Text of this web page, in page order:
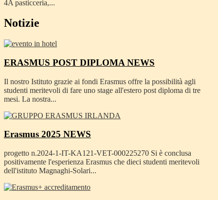
4A pasticceria,...
Notizie
ERASMUS POST DIPLOMA NEWS
Il nostro Istituto grazie ai fondi Erasmus offre la possibilità agli
studenti meritevoli di fare uno stage all'estero post diploma di tre
mesi. La nostra...
Erasmus 2025 NEWS
progetto n.2024-1-IT-KA121-VET-000225270 Si è conclusa
positivamente l'esperienza Erasmus che dieci studenti meritevoli
dell'istituto Magnaghi-Solari...